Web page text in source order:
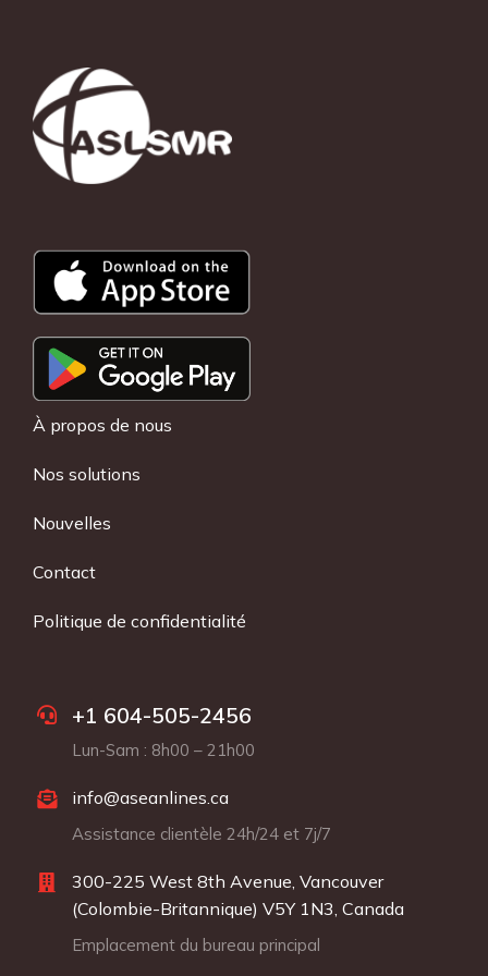
À propos de nous
Nos solutions
Nouvelles
Contact
Politique de confidentialité
+1 604-505-2456
Lun-Sam : 8h00 – 21h00
info@aseanlines.ca
Assistance clientèle 24h/24 et 7j/7
300-225 West 8th Avenue, Vancouver
(Colombie-Britannique) V5Y 1N3, Canada
Emplacement du bureau principal